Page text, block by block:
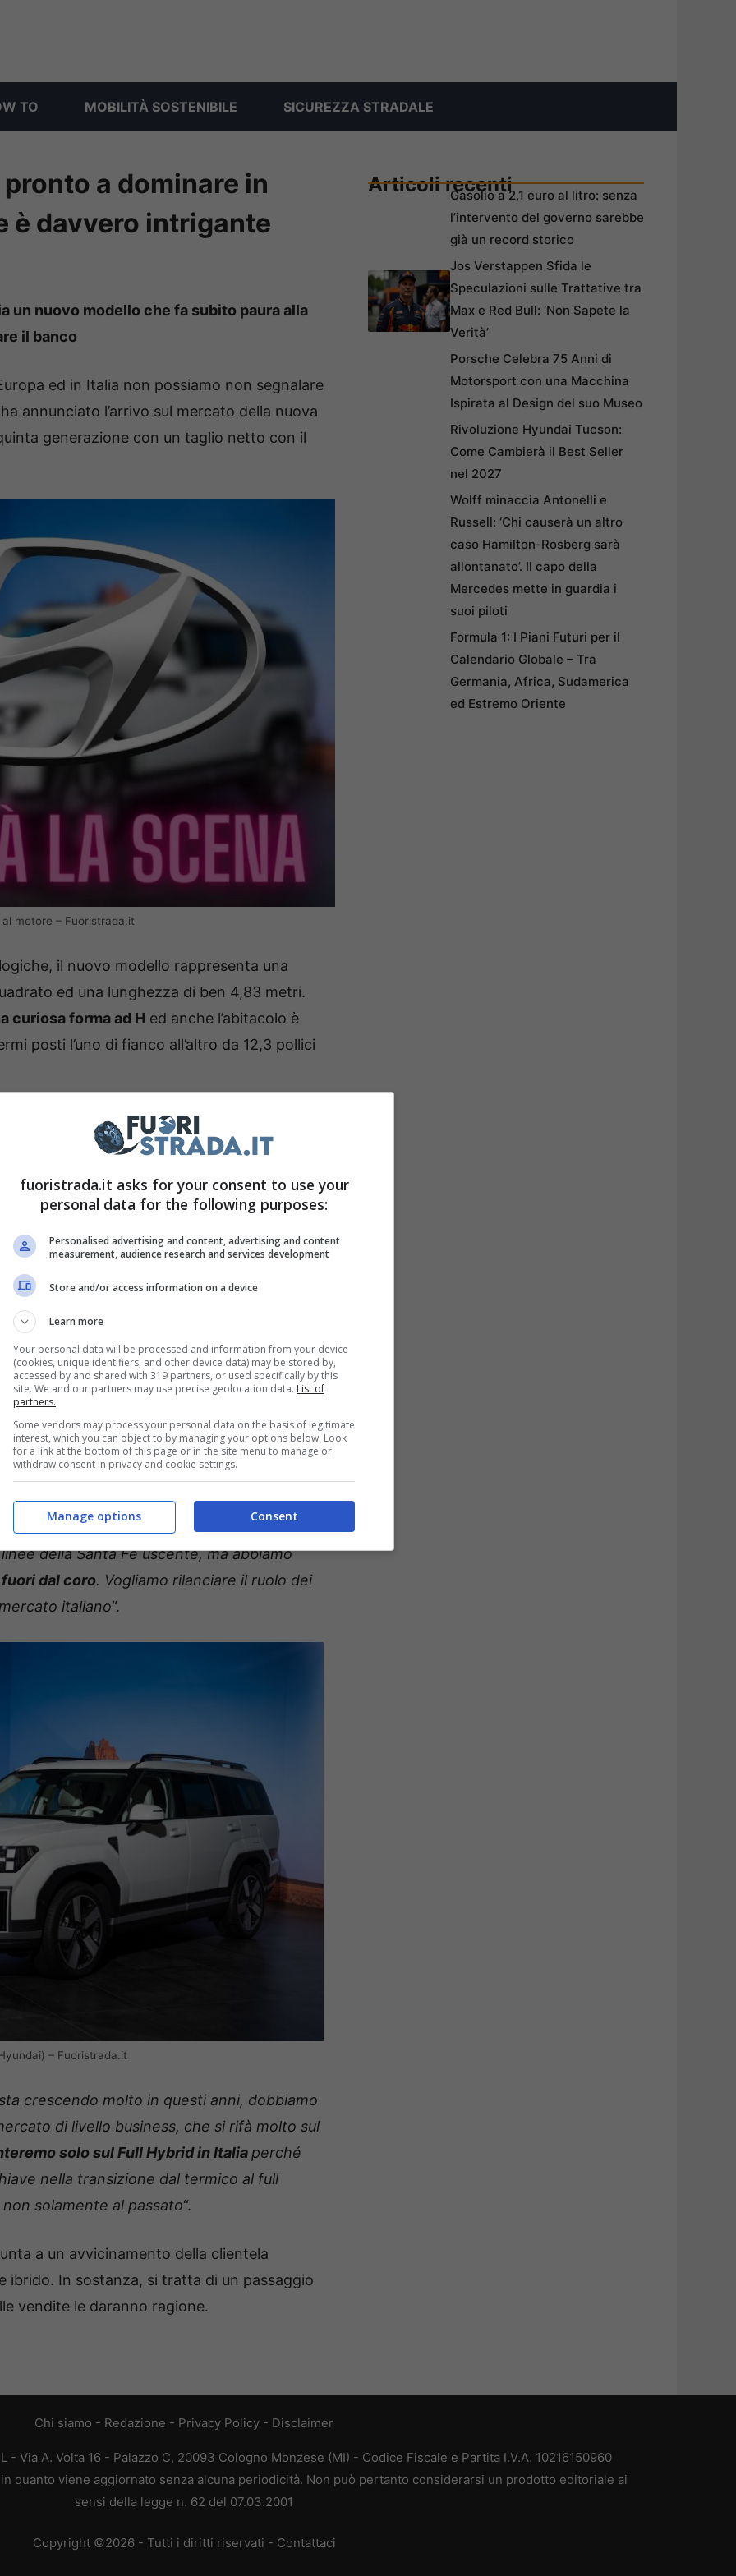
TO MOBILITÀ SOSTENIBILE SICUREZZA STRADALE
a dominare in
è davvero intrigante
un nuovo modello che fa subito paura alla
il banco
ed in Italia non possiamo non segnalare
annunciato l’arrivo sul mercato della nuova
generazione con un taglio netto con il
motore – Fuoristrada.it
il nuovo modello rappresenta una
ed una lunghezza di ben 4,83 metri.
curiosa forma ad H ed anche l’abitacolo è
posti l’uno di fianco all’altro da 12,3 pollici
la configurazione a 5 posti dà la possibilità di
tutto sull’ibrido, mentre non ci saranno
che potrà scegliere per l’uno o per l’altro,
altroPlug-In Hybrid,basati sull’1.6 turbo. La
al massimo 265 con il cambio che è
una brutta notizia, vale a dire l’addio alla
appare ormai in via di estinzione.
, per una delle Hyundai più costose in assoluto.
scende a 44.350 euro, con 10.650 euro di
per la Santa Fe
una strategia più ampia di Hyundai sul
Crespi, responsabile della divisione tricolore del
le scelte coraggiose, e per noi sarebbe
della Santa Fe uscente, ma abbiamo
dal coro. Vogliamo rilanciare il ruolo dei
italiano“.
– Fuoristrada.it
crescendo molto in questi anni, dobbiamo
di livello business, che si rifà molto sul
solo sul Full Hybrid in Italia perché
nella transizione dal termico al full
solamente al passato“.
a un avvicinamento della clientela
ibrido. In sostanza, si tratta di un passaggio
vendite le daranno ragione.
Articoli recentiGasolio a 2,1 euro al litro: senza
l’intervento del governo sarebbe
già un record storico
Jos Verstappen Sfida le
Speculazioni sulle Trattative tra
Max e Red Bull: ‘Non Sapete la
Verità’
Porsche Celebra 75 Anni di
Motorsport con una Macchina
Ispirata al Design del suo Museo
Rivoluzione Hyundai Tucson:
Come Cambierà il Best Seller
nel 2027
Wolff minaccia Antonelli e
Russell: ‘Chi causerà un altro
caso Hamilton-Rosberg sarà
allontanato’. Il capo della
Mercedes mette in guardia i
suoi piloti
Formula 1: I Piani Futuri per il
Calendario Globale – Tra
Germania, Africa, Sudamerica
ed Estremo Oriente
Chi siamo - Redazione - Privacy Policy - Disclaimer
- Via A. Volta 16 - Palazzo C, 20093 Cologno Monzese (MI) - Codice Fiscale e Partita I.V.A. 10216150960
quanto viene aggiornato senza alcuna periodicità. Non può pertanto considerarsi un prodotto editoriale ai
sensi della legge n. 62 del 07.03.2001
Copyright ©2026 - Tutti i diritti riservati - Contattaci
fuoristrada.it asks for your consent to use your
personal data for the following purposes:
Personalised advertising and content, advertising and content
measurement, audience research and services development
Store and/or access information on a device
Learn more
Your personal data will be processed and information from your device
(cookies, unique identifiers, and other device data) may be stored by,
accessed by and shared with 319 partners, or used specifically by this
site. We and our partners may use precise geolocation data. List of
partners.
Some vendors may process your personal data on the basis of legitimate
interest, which you can object to by managing your options below. Look
for a link at the bottom of this page or in the site menu to manage or
withdraw consent in privacy and cookie settings.
Consent
Manage options